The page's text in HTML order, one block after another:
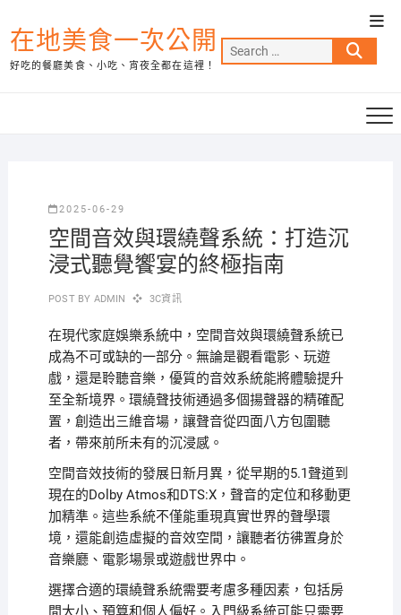
to
content
在地美食一次公開
好吃的餐廳美食、小吃、宵夜全都在這裡！
Search
…
2025-06-29
空間音效與環繞聲系統：打造沉
浸式聽覺饗宴的終極指南
POST BY ADMIN 3C資訊
在現代家庭娛樂系統中，空間音效與環繞聲系統已
成為不可或缺的一部分。無論是觀看電影、玩遊
戲，還是聆聽音樂，優質的音效系統能將體驗提升
至全新境界。環繞聲技術通過多個揚聲器的精確配
置，創造出三維音場，讓聲音從四面八方包圍聽
者，帶來前所未有的沉浸感。
空間音效技術的發展日新月異，從早期的5.1聲道到
現在的Dolby Atmos和DTS:X，聲音的定位和移動更
加精準。這些系統不僅能重現真實世界的聲學環
境，還能創造虛擬的音效空間，讓聽者彷彿置身於
音樂廳、電影場景或遊戲世界中。
選擇合適的環繞聲系統需要考慮多種因素，包括房
間大小、預算和個人偏好。入門級系統可能只需要